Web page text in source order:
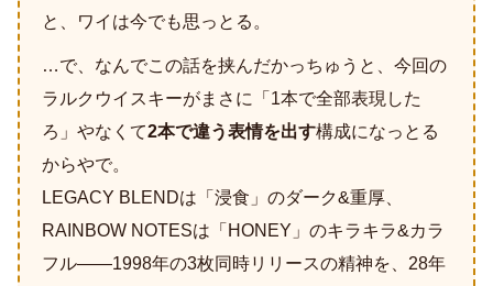
と、ワイは今でも思っとる。
…で、なんでこの話を挟んだかっちゅうと、今回の
ラルクウイスキーがまさに「1本で全部表現した
ろ」やなくて2本で違う表情を出す構成になっとる
からやで。
LEGACY BLENDは「浸食」のダーク&重厚、
RAINBOW NOTESは「HONEY」のキラキラ&カラ
フル――1998年の3枚同時リリースの精神を、28年